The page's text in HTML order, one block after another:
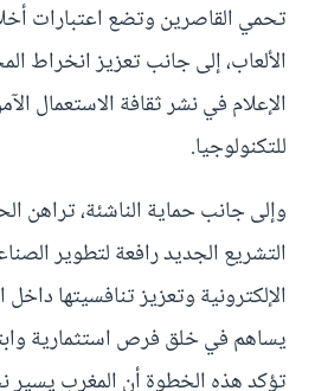
تحمي القاصرين وتضع اعتبارات
الألعاب، إلى جانب تعزيز انخراط
الإعلام في نشر ثقافة الاستعمال
للتكنولوجيا.
وإلى جانب حماية الناشئة، تراهن
التشريع الجديد رافعة لتطوير
الإلكترونية وتعزيز تنافسيتها داخل
يساهم في خلق فرص استثمارية
تؤكد هذه الخطوة أن المغرب يسير